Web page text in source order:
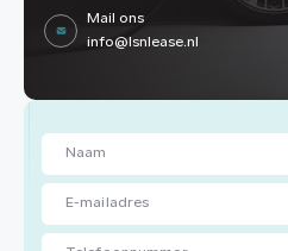
Mail ons
info@lsnlease.nl